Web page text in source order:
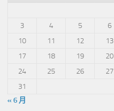
3
4 5 6
10
11 12 13
17
18 19 20
24
25 26 27
31
« 6 月